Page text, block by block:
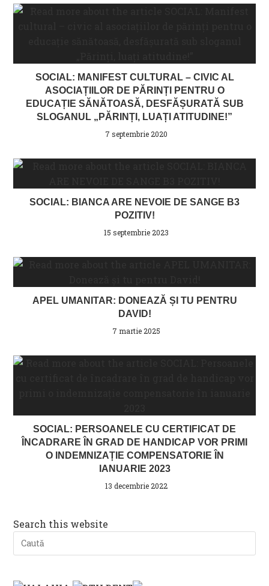
SOCIAL: MANIFEST CULTURAL – CIVIC AL
ASOCIAȚIILOR DE PĂRINȚI PENTRU O
EDUCAȚIE SĂNĂTOASĂ, DESFĂȘURATĂ SUB
SLOGANUL „PĂRINȚI, LUAȚI ATITUDINE!”
7 septembrie 2020
SOCIAL: BIANCA ARE NEVOIE DE SANGE B3
POZITIV!
15 septembrie 2023
APEL UMANITAR: DONEAZĂ ȘI TU PENTRU
DAVID!
7 martie 2025
SOCIAL: PERSOANELE CU CERTIFICAT DE
ÎNCADRARE ÎN GRAD DE HANDICAP VOR PRIMI
O INDEMNIZAȚIE COMPENSATORIE ÎN
IANUARIE 2023
13 decembrie 2022
Search this website